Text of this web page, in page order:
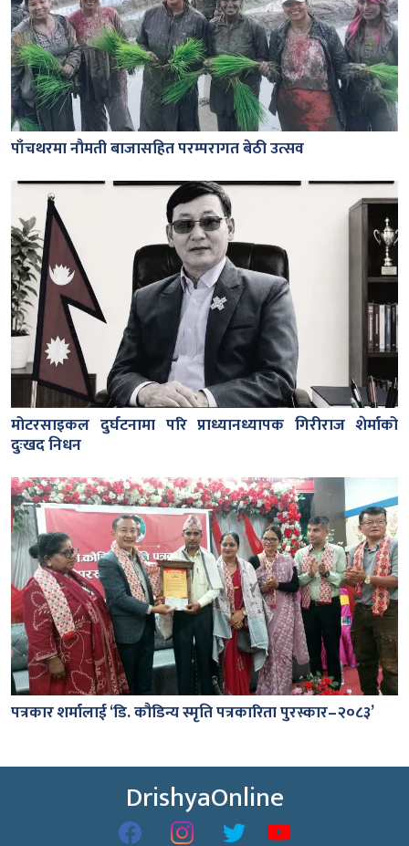
पाँचथरमा नौमती बाजासहित परम्परागत बेठी उत्सव
मोटरसाइकल दुर्घटनामा परि प्राध्यानध्यापक गिरीराज शेर्माको
दुःखद निधन
पत्रकार शर्मालाई ‘डि. कौडिन्य स्मृति पत्रकारिता पुरस्कार–२०८३’
DrishyaOnline